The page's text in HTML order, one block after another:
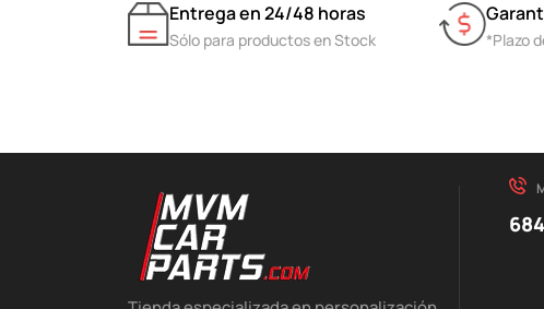
Entrega en 24/48 horas
Sólo para productos en Stock *Plazo